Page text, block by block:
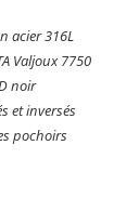
acier 316L
Valjoux 7750
noir
et inversés
pochoirs